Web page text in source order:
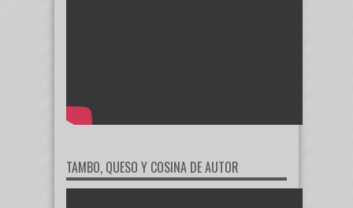
TAMBO, QUESO Y COSINA DE AUTOR